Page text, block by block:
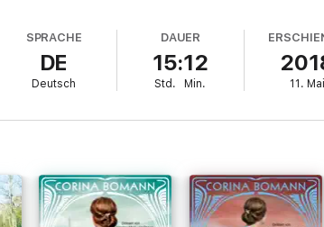
SPRACHE
DE
Deutsch
DAUER
15:12
Std. Min. 11. Mai